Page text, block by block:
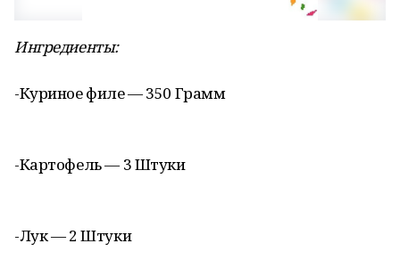
Ингредиенты:
-Куриное филе — 350 Грамм
-Картофель — 3 Штуки
-Лук — 2 Штуки